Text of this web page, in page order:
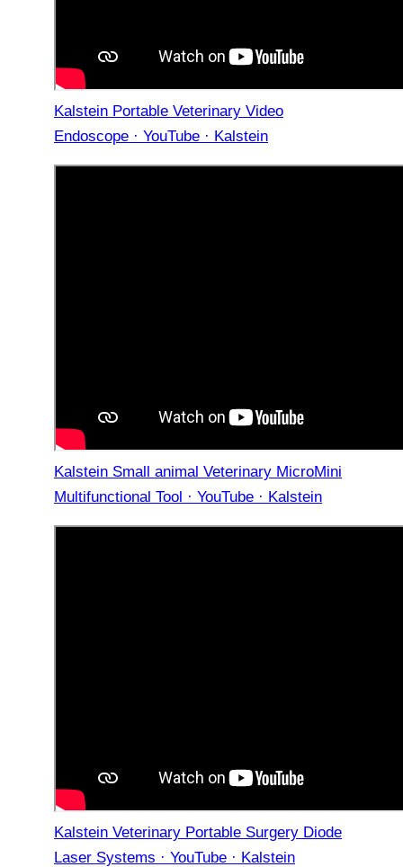
Kalstein Portable Veterinary Video
Endoscope · YouTube · Kalstein
Kalstein Small animal Veterinary MicroMini
Multifunctional Tool · YouTube · Kalstein
Kalstein Veterinary Portable Surgery Diode
Laser Systems · YouTube · Kalstein